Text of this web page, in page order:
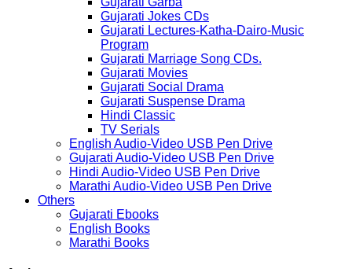
Gujarati Jokes CDs
Gujarati Lectures-Katha-Dairo-Music
Program
Gujarati Marriage Song CDs.
Gujarati Movies
Gujarati Social Drama
Gujarati Suspense Drama
Hindi Classic
TV Serials
English Audio-Video USB Pen Drive
Gujarati Audio-Video USB Pen Drive
Hindi Audio-Video USB Pen Drive
Marathi Audio-Video USB Pen Drive
Others
Gujarati Ebooks
English Books
Marathi Books